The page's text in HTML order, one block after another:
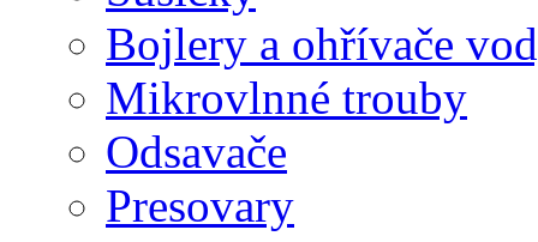
Bojlery a ohřívače
Mikrovlnné trouby
Odsavače
Presovary